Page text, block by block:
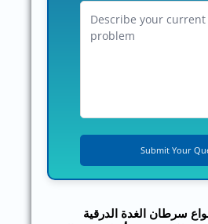
سرطان الغدة الدرقية